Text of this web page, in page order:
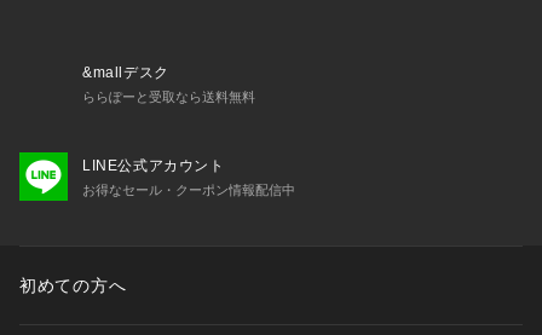
&mallデスク
ららぽーと受取なら送料無料
LINE公式アカウント
お得なセール・クーポン情報配信中
初めての方へ